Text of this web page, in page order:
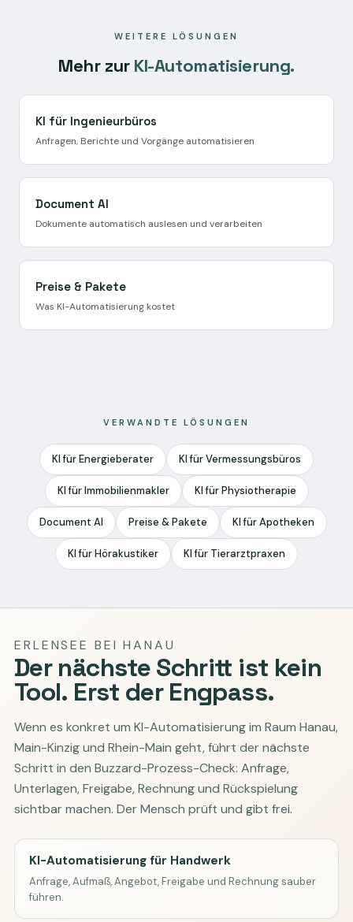
WEITERE LÖSUNGEN
Mehr zur KI-Automatisierung.
KI für Ingenieurbüros
Anfragen, Berichte und Vorgänge automatisieren
Document AI
Dokumente automatisch auslesen und verarbeiten
Preise & Pakete
Was KI-Automatisierung kostet
VERWANDTE LÖSUNGEN
KI für Energieberater KI für Vermessungsbüros
KI für Immobilienmakler KI für Physiotherapie
Document AI Preise & Pakete KI für Apotheken
KI für Hörakustiker KI für Tierarztpraxen
ERLENSEE BEI HANAU
Der nächste Schritt ist kein
Tool. Erst der Engpass.
Wenn es konkret um KI-Automatisierung im Raum Hanau,
Main-Kinzig und Rhein-Main geht, führt der nächste
Schritt in den Buzzard-Prozess-Check: Anfrage,
Unterlagen, Freigabe, Rechnung und Rückspielung
sichtbar machen. Der Mensch prüft und gibt frei.
KI-Automatisierung für Handwerk
Anfrage, Aufmaß, Angebot, Freigabe und Rechnung sauber
führen.